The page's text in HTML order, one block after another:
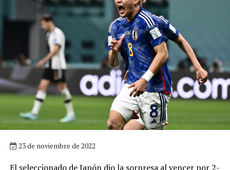
23 de noviembre de 2022
El seleccionado de Japón dio la sorpresa al vencer por 2-